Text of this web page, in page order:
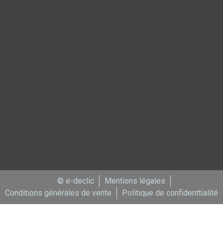
© e-declic
Mentions légales
Conditions générales de vente
Politique de confidenttialité